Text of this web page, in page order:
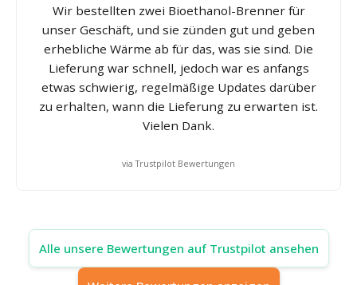
Wir bestellten zwei Bioethanol-Brenner für
unser Geschäft, und sie zünden gut und geben
erhebliche Wärme ab für das, was sie sind. Die
Lieferung war schnell, jedoch war es anfangs
etwas schwierig, regelmäßige Updates darüber
zu erhalten, wann die Lieferung zu erwarten ist.
Vielen Dank.
via Trustpilot Bewertungen
Alle unsere Bewertungen auf Trustpilot ansehen